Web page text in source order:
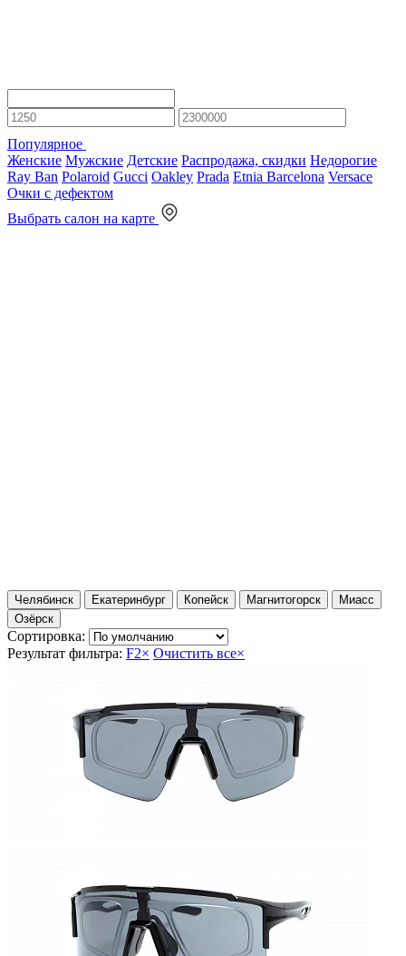
Популярное
Женские Мужские Детские Распродажа, скидки Недорогие
Ray Ban Polaroid Gucci Oakley Prada Etnia Barcelona Versace
Очки с дефектом
Выбрать салон на карте
Челябинск Екатеринбург Копейск Магнитогорск
Миасс
Озёрск
Сортировка:
Результат фильтра: F2× Очистить все×